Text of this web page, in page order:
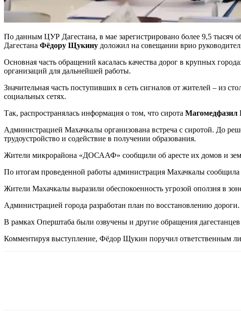
По данным ЦУР Дагестана, в мае зарегистрировано более 9,5
Дагестана Фёдору Щукину доложил на совещании врио
Основная часть обращений касалась качества дорог в крупных
организаций для дальнейшей работы.
Значительная часть поступивших в сеть сигналов от жителей – из
социальных сетях.
Так, распространялась информация о том, что сирота Магомедфазил
Администрацией Махачкалы организована встреча с сиротой. До
трудоустройство и содействие в получении образования.
Жители микрорайона «ДОСААФ» сообщили об аресте их домов и
По итогам проведенной работы администрация Махачкалы сообщила
Жители Махачкалы выразили обеспокоенность угрозой оползня в
Администрацией города разработан план по восстановлению
В рамках Оперштаба были озвучены и другие обращения
Комментируя выступление, Фёдор Щукин поручил ответственным